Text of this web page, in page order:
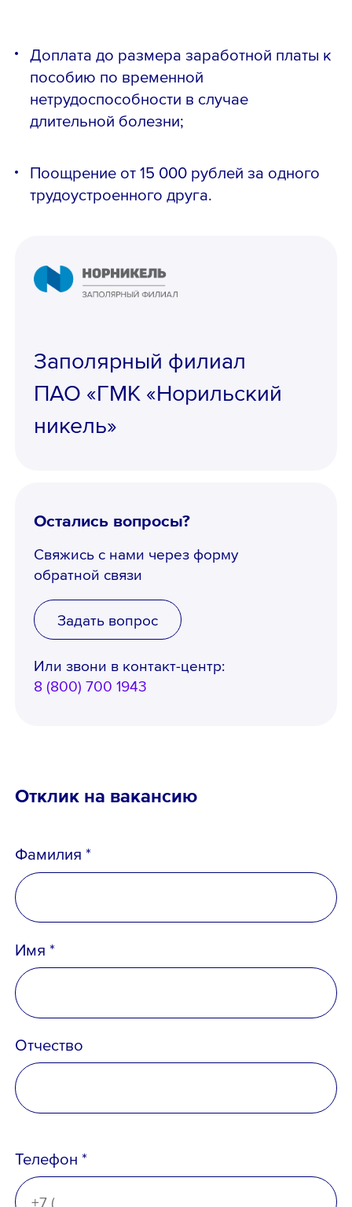
Доплата до размера заработной платы к
пособию по временной
нетрудоспособности в случае
длительной болезни;
Поощрение от 15 000 рублей за одного
трудоустроенного друга.
Заполярный филиал
ПАО «ГМК «Норильский
никель»
Остались вопросы?
Свяжись с нами через форму
обратной связи
Задать вопрос
Или звони в контакт-центр:
8 (800) 700 1943
Email *
Вопрос *
конфиденциальности
Отклик на вакансию
Фамилия *
Имя *
Отчество
Телефон *